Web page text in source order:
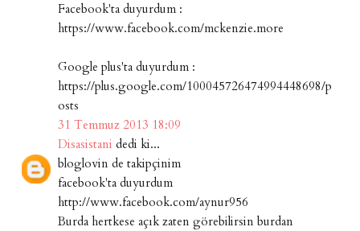
Facebook'ta duyurdum :
https://www.facebook.com/mckenzie.more
Google plus'ta duyurdum :
https://plus.google.com/100045726474994448698/p
osts
31 Temmuz 2013 18:09
Disasistani dedi ki...
bloglovin de takipçinim
facebook'ta duyurdum
http://www.facebook.com/aynur956
Burda hertkese açık zaten görebilirsin burdan